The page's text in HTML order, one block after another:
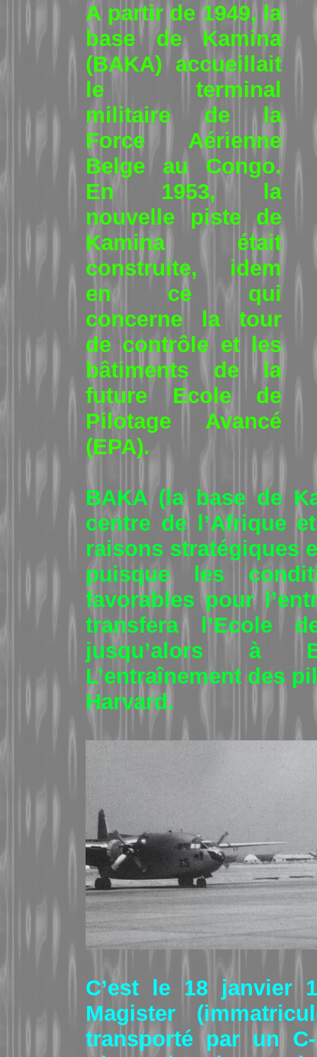
A partir de 1949, la
base de Kamina
(BAKA) accueillait
le terminal
militaire de la
Force Aérienne
Belge au Congo.
En 1953, la
nouvelle piste de
Kamina était
construite, idem
en ce qui
concerne la tour
de contrôle et les
bâtiments de la
future Ecole de
Pilotage Avancé
(EPA).
BAKA (la base de
centre de l’Afrique
raisons stratégiques
puisque les
favorables pour
transfera l’Ecole
jusqu’alors à
L’entraînement des
Harvard.
C’est le 18 janvier
Magister
transporté par un